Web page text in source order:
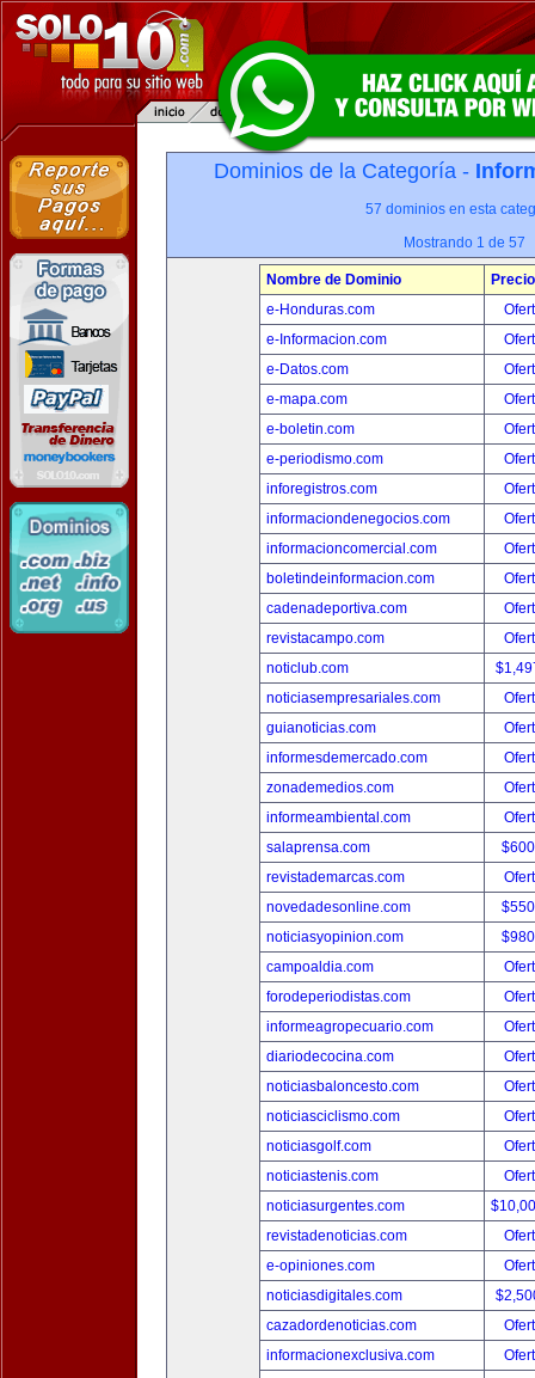
Dominios de la Categoría -
57 dominios en esta
Mostrando 1 de 57
Nombre de Dominio
Precio
e-Honduras.com
e-Informacion.com
e-Datos.com
e-mapa.com
e-boletin.com
e-periodismo.com
inforegistros.com
informaciondenegocios.com
informacioncomercial.com
boletindeinformacion.com
cadenadeportiva.com
revistacampo.com
noticlub.com
noticiasempresariales.com
guianoticias.com
informesdemercado.com
zonademedios.com
informeambiental.com
salaprensa.com
revistademarcas.com
novedadesonline.com
noticiasyopinion.com
campoaldia.com
forodeperiodistas.com
informeagropecuario.com
diariodecocina.com
noticiasbaloncesto.com
noticiasciclismo.com
noticiasgolf.com
noticiastenis.com
noticiasurgentes.com
revistadenoticias.com
e-opiniones.com
noticiasdigitales.com
cazadordenoticias.com
informacionexclusiva.com